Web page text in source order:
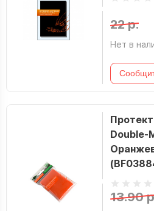
22 р.
Нет в
Double-
13.90